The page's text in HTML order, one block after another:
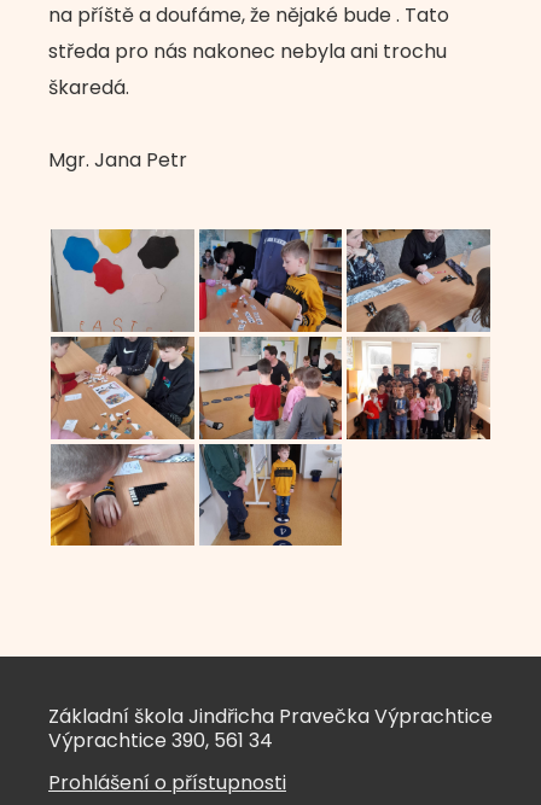
na příště a doufáme, že nějaké bude . Tato
středa pro nás nakonec nebyla ani trochu
škaredá.
Mgr. Jana Petr
Základní škola Jindřicha Pravečka Výprachtice
Výprachtice 390, 561 34
Prohlášení o přístupnosti